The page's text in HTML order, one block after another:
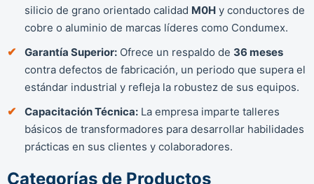
silicio de grano orientado calidad M0H y conductores de
cobre o aluminio de marcas líderes como Condumex.
Garantía Superior: Ofrece un respaldo de 36 meses
contra defectos de fabricación, un periodo que supera el
estándar industrial y refleja la robustez de sus equipos.
Capacitación Técnica: La empresa imparte talleres
básicos de transformadores para desarrollar habilidades
prácticas en sus clientes y colaboradores.
Categorías de Productos